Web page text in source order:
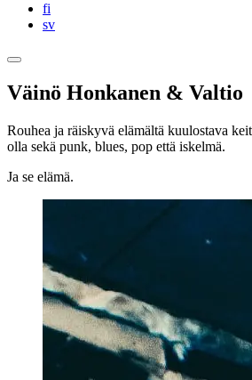
fi
sv
Väinö Honkanen & Valtio
Rouhea ja räiskyvä elämältä kuulostava
olla sekä punk, blues, pop että iskelmä.
Ja se elämä.